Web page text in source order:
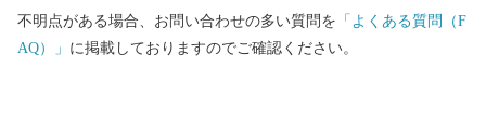
定められた場合を除き、第三者に譲渡したり、提供したりするこ
とはございません。なお、お客様からいただいた個人情報は、商
不明点がある場合、お問い合わせの多い質問を 「よくある質問（F
AQ）」 に掲載しておりますのでご確認ください。